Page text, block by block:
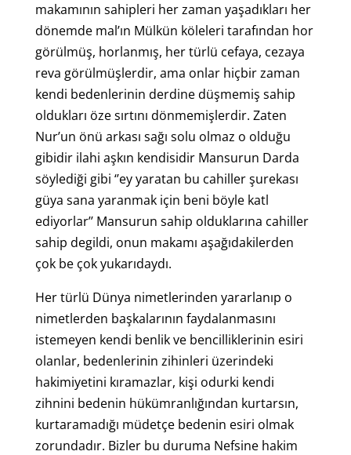
makamının sahipleri her zaman yaşadıkları her
dönemde mal’ın Mülkün köleleri tarafından hor
görülmüş, horlanmış, her türlü cefaya, cezaya
reva görülmüşlerdir, ama onlar hiçbir zaman
kendi bedenlerinin derdine düşmemiş sahip
oldukları öze sırtını dönmemişlerdir. Zaten
Nur’un önü arkası sağı solu olmaz o olduğu
gibidir ilahi aşkın kendisidir Mansurun Darda
söylediği gibi ‘’ey yaratan bu cahiller şurekası
güya sana yaranmak için beni böyle katl
ediyorlar’’ Mansurun sahip olduklarına cahiller
sahip degildi, onun makamı aşağıdakilerden
çok be çok yukarıdaydı.
Her türlü Dünya nimetlerinden yararlanıp o
nimetlerden başkalarının faydalanmasını
istemeyen kendi benlik ve bencilliklerinin esiri
olanlar, bedenlerinin zihinleri üzerindeki
hakimiyetini kıramazlar, kişi odurki kendi
zihnini bedenin hükümranlığından kurtarsın,
kurtaramadığı müdetçe bedenin esiri olmak
zorundadır. Bizler bu duruma Nefsine hakim